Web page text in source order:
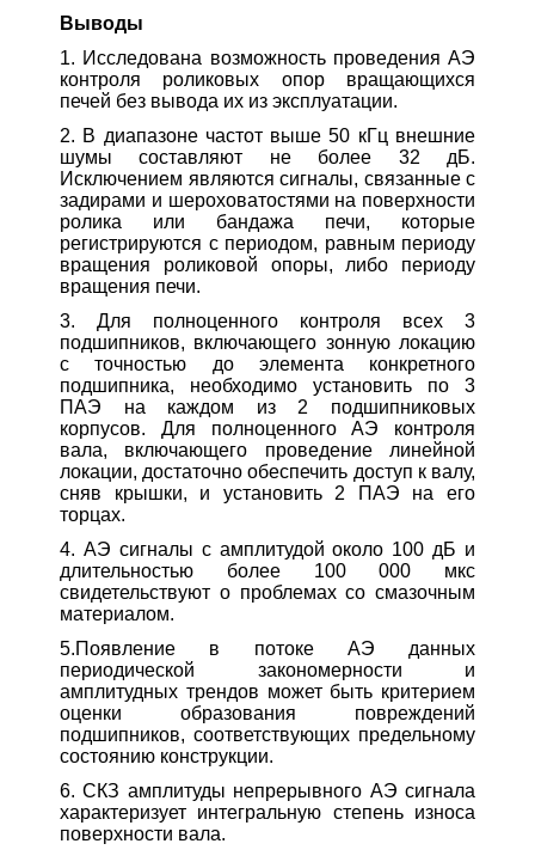
Выводы
1. Исследована возможность проведения АЭ
контроля роликовых опор вращающихся
печей без вывода их из эксплуатации.
2. В диапазоне частот выше 50 кГц внешние
шумы составляют не более 32 дБ.
Исключением являются сигналы, связанные с
задирами и шероховатостями на поверхности
ролика или бандажа печи, которые
регистрируются с периодом, равным периоду
вращения роликовой опоры, либо периоду
вращения печи.
3. Для полноценного контроля всех 3
подшипников, включающего зонную локацию
с точностью до элемента конкретного
подшипника, необходимо установить по 3
ПАЭ на каждом из 2 подшипниковых
корпусов. Для полноценного АЭ контроля
вала, включающего проведение линейной
локации, достаточно обеспечить доступ к валу,
сняв крышки, и установить 2 ПАЭ на его
торцах.
4. АЭ сигналы с амплитудой около 100 дБ и
длительностью более 100 000 мкс
свидетельствуют о проблемах со смазочным
материалом.
5.Появление в потоке АЭ данных
периодической закономерности и
амплитудных трендов может быть критерием
оценки образования повреждений
подшипников, соответствующих предельному
состоянию конструкции.
6. СКЗ амплитуды непрерывного АЭ сигнала
характеризует интегральную степень износа
поверхности вала.